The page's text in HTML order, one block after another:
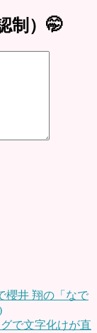
制）🤭
櫻井 翔の「なで
で文字化けが直